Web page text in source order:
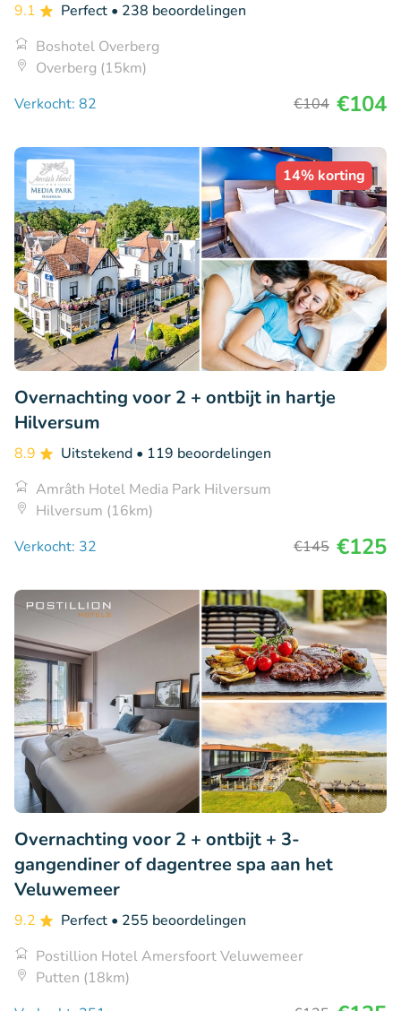
9.1 Perfect • 238 beoordelingen
Boshotel Overberg
Overberg (15km)
Verkocht: 82
€104 €104
14% korting
Overnachting voor 2 + ontbijt in hartje
Hilversum
8.9 Uitstekend • 119 beoordelingen
Amrâth Hotel Media Park Hilversum
Hilversum (16km)
Verkocht: 32
€145 €125
Overnachting voor 2 + ontbijt + 3-
gangendiner of dagentree spa aan het
Veluwemeer
9.2 Perfect • 255 beoordelingen
Postillion Hotel Amersfoort Veluwemeer
Putten (18km)